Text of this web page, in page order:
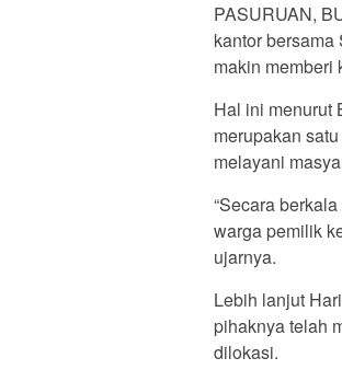
PASURUAN,
kantor
makin memberi
Hal ini menurut
merupakan
melayani
“Secara
warga pemilik
ujarnya.
Lebih lanjut
pihaknya telah
dilokasi.